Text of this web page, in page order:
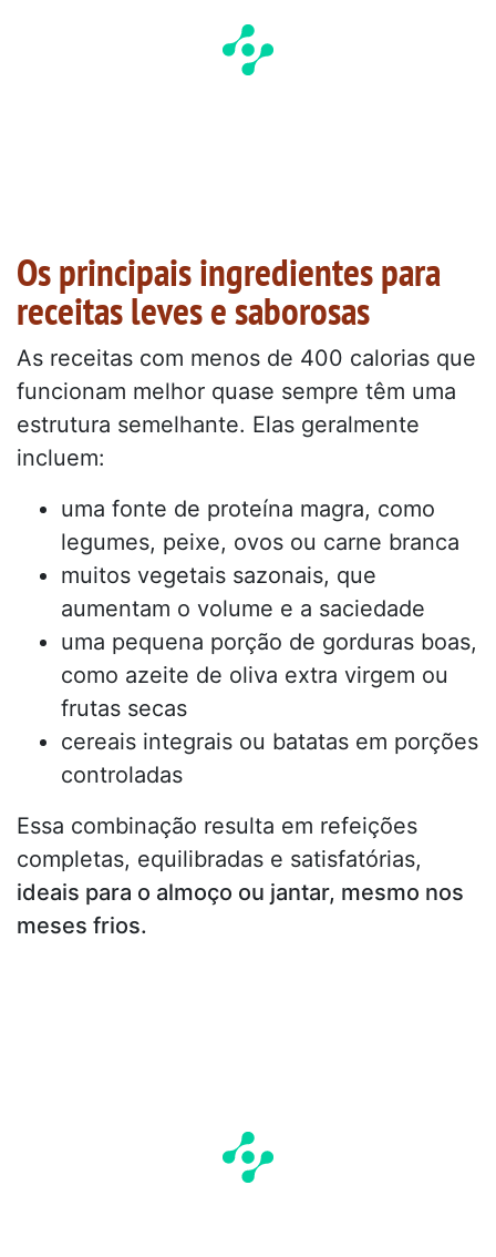
Os principais ingredientes para
receitas leves e saborosas
As receitas com menos de 400 calorias que
funcionam melhor quase sempre têm uma
estrutura semelhante. Elas geralmente
incluem:
uma fonte de proteína magra, como
legumes, peixe, ovos ou carne branca
muitos vegetais sazonais, que
aumentam o volume e a saciedade
uma pequena porção de gorduras boas,
como azeite de oliva extra virgem ou
frutas secas
cereais integrais ou batatas em porções
controladas
Essa combinação resulta em refeições
completas, equilibradas e satisfatórias,
ideais para o almoço ou jantar, mesmo nos
meses frios.